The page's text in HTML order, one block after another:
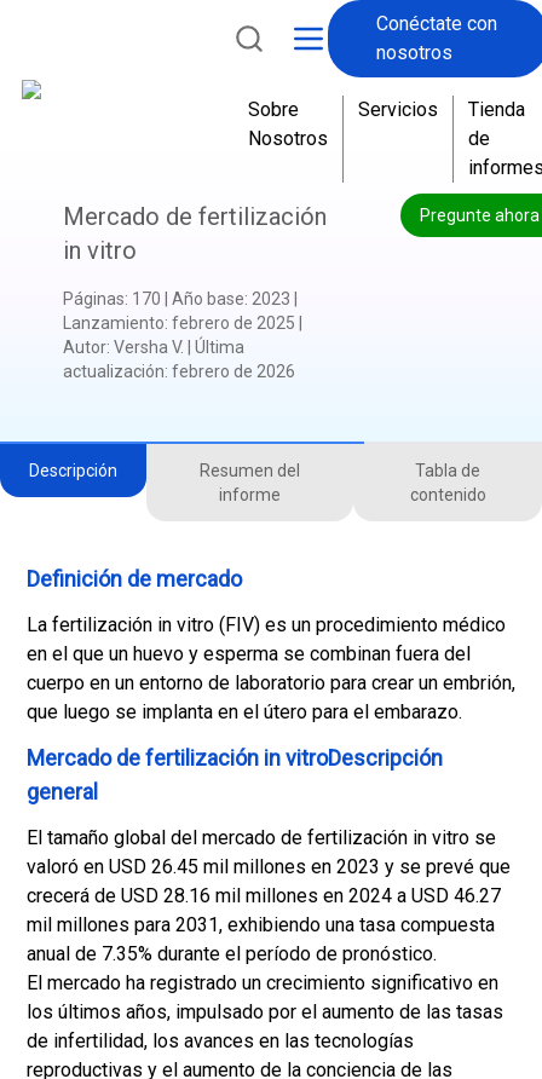
Conéctate con
nosotros
Sobre
Nosotros
Servicios
Tienda
de
Pregunte ahora
Mercado de fertilización
in vitro
Páginas: 170 Año base: 2023
Lanzamiento: febrero de 2025
Autor: Versha V.
Última
actualización: febrero de 2026
Descripción
Resumen del
informe
Tabla de
contenido
Definición de mercado
La fertilización in vitro (FIV) es un procedimiento médico
en el que un huevo y esperma se combinan fuera del
cuerpo en un entorno de laboratorio para crear un embrión,
que luego se implanta en el útero para el embarazo.
Mercado de fertilización in vitroDescripción
general
El tamaño global del mercado de fertilización in vitro se
valoró en USD 26.45 mil millones en 2023 y se prevé que
crecerá de USD 28.16 mil millones en 2024 a USD 46.27
mil millones para 2031, exhibiendo una tasa compuesta
anual de 7.35% durante el período de pronóstico.
El mercado ha registrado un crecimiento significativo en
los últimos años, impulsado por el aumento de las tasas
de infertilidad, los avances en las tecnologías
reproductivas y el aumento de la conciencia de las